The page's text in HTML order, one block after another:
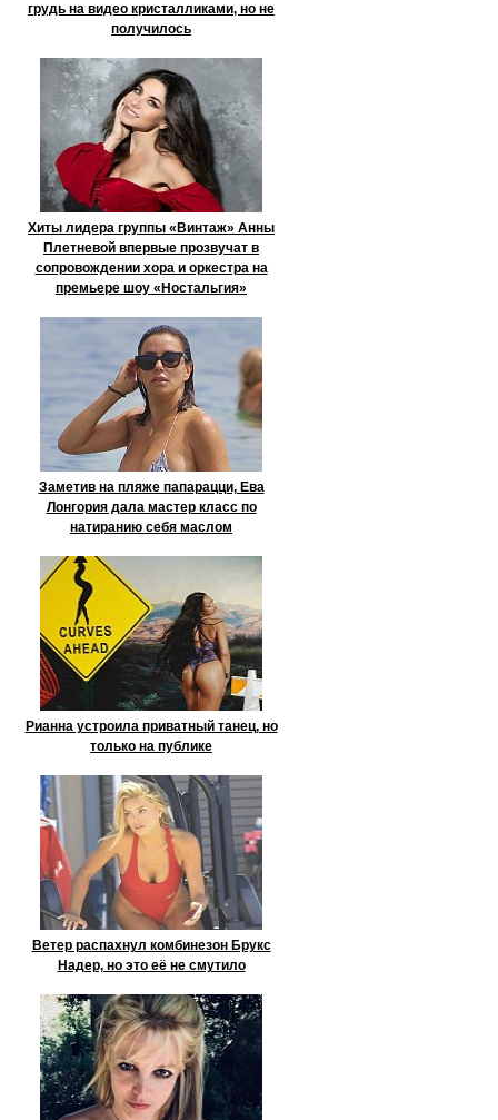
грудь на видео кристалликами, но не
получилось
Хиты лидера группы «Винтаж» Анны
Плетневой впервые прозвучат в
сопровождении хора и оркестра на
премьере шоу «Ностальгия»
Заметив на пляже папарацци, Ева
Лонгория дала мастер класс по
натиранию себя маслом
Рианна устроила приватный танец, но
только на публике
Ветер распахнул комбинезон Брукс
Надер, но это её не смутило